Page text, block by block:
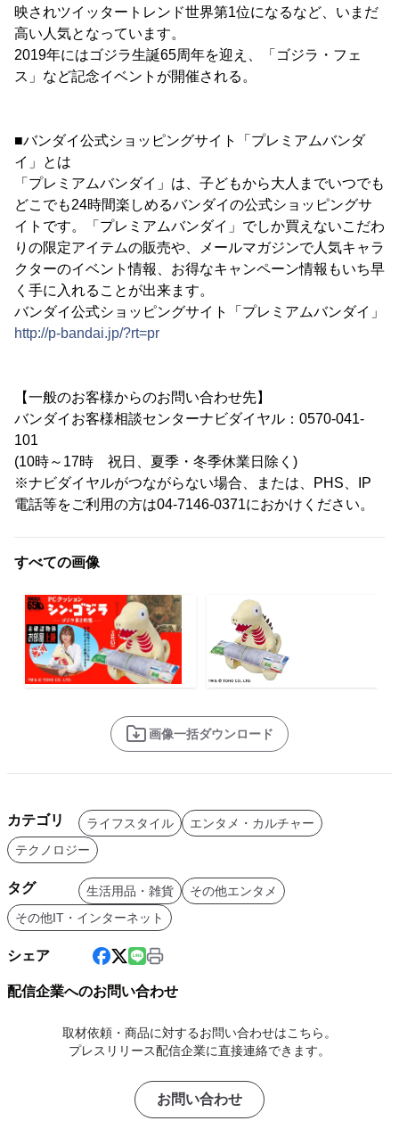
映されツイッタートレンド世界第1位になるなど、いまだ
高い人気となっています。
2019年にはゴジラ生誕65周年を迎え、「ゴジラ・フェ
ス」など記念イベントが開催される。
■バンダイ公式ショッピングサイト「プレミアムバンダ
イ」とは
「プレミアムバンダイ」は、子どもから大人までいつでも
どこでも24時間楽しめるバンダイの公式ショッピングサ
イトです。「プレミアムバンダイ」でしか買えないこだわ
りの限定アイテムの販売や、メールマガジンで人気キャラ
クターのイベント情報、お得なキャンペーン情報もいち早
く手に入れることが出来ます。
バンダイ公式ショッピングサイト「プレミアムバンダイ」
http://p-bandai.jp/?rt=pr
【一般のお客様からのお問い合わせ先】
バンダイお客様相談センターナビダイヤル：0570-041-
101
(10時～17時 祝日、夏季・冬季休業日除く)
※ナビダイヤルがつながらない場合、または、PHS、IP
電話等をご利用の方は04-7146-0371におかけください。
すべての画像
画像一括ダウンロード
カテゴリ ライフスタイル
エンタメ・カルチャー
テクノロジー
タグ 生活用品・雑貨
その他エンタメ
その他IT・インターネット
シェア
配信企業へのお問い合わせ
取材依頼・商品に対するお問い合わせはこちら。
プレスリリース配信企業に直接連絡できます。
お問い合わせ